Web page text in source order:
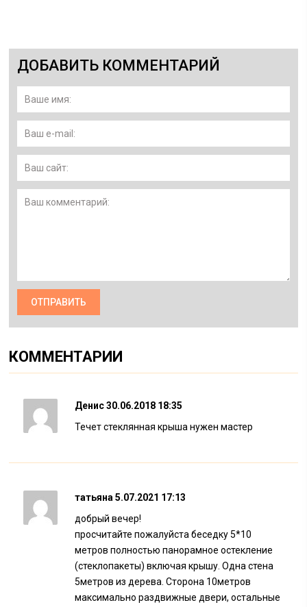
ДОБАВИТЬ КОММЕНТАРИЙ
КОММЕНТАРИИ
Денис 30.06.2018 18:35
Течет стеклянная крыша нужен мастер
татьяна 5.07.2021 17:13
добрый вечер!
просчитайте пожалуйста беседку 5*10
метров полностью панорамное остекление
(стеклопакеты) включая крышу. Одна стена
5метров из дерева. Сторона 10метров
максимально раздвижные двери, остальные